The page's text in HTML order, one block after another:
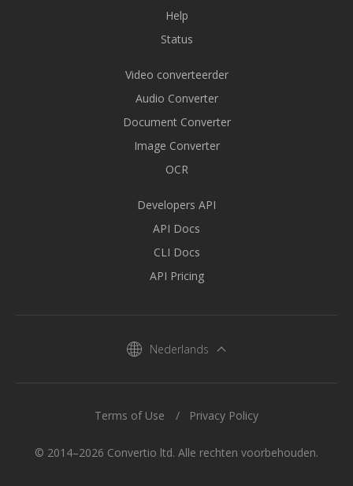
Help
Status
Video converteerder
Audio Converter
Document Converter
Image Converter
OCR
Developers API
API Docs
CLI Docs
API Pricing
Nederlands
© 2014–2026 Convertio ltd. Alle rechten voorbehouden.
Terms of Use Privacy Policy